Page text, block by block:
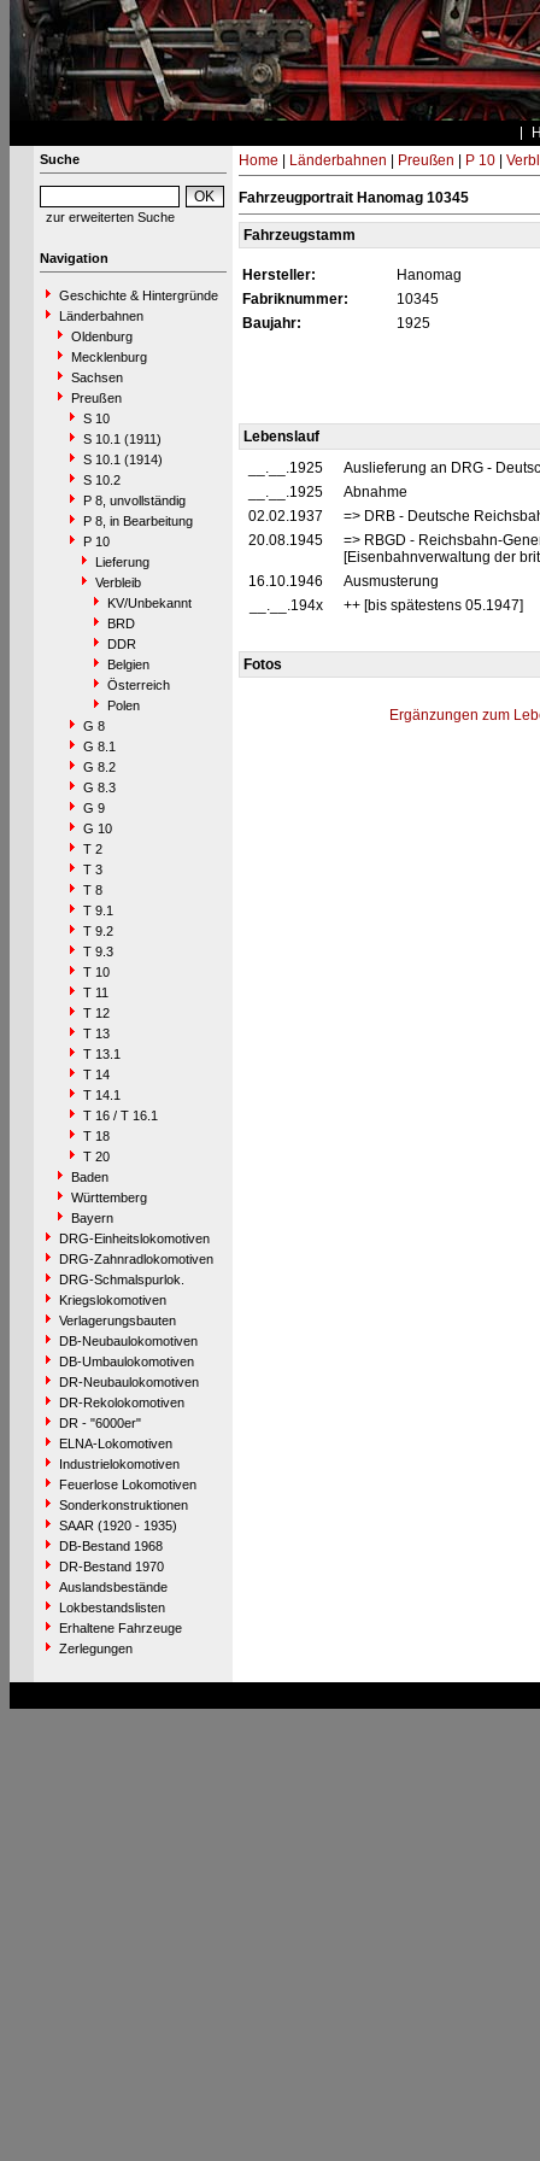
Suche
zur erweiterten Suche
Navigation
Geschichte & Hintergründe
Länderbahnen
Oldenburg
Mecklenburg
Sachsen
Preußen
S 10
S 10.1 (1911)
S 10.1 (1914)
S 10.2
P 8, unvollständig
P 8, in Bearbeitung
P 10
Lieferung
Verbleib
KV/Unbekannt
BRD
DDR
Belgien
Österreich
Polen
G 8
G 8.1
G 8.2
G 8.3
G 9
G 10
T 2
T 3
T 8
T 9.1
T 9.2
T 9.3
T 10
T 11
T 12
T 13
T 13.1
T 14
T 14.1
T 16 / T 16.1
T 18
T 20
Baden
Württemberg
Bayern
DRG-Einheitslokomotiven
DRG-Zahnradlokomotiven
DRG-Schmalspurlok.
Kriegslokomotiven
Verlagerungsbauten
DB-Neubaulokomotiven
DB-Umbaulokomotiven
DR-Neubaulokomotiven
DR-Rekolokomotiven
DR - "6000er"
ELNA-Lokomotiven
Industrielokomotiven
Feuerlose Lokomotiven
Sonderkonstruktionen
SAAR (1920 - 1935)
DB-Bestand 1968
DR-Bestand 1970
Auslandsbestände
Lokbestandslisten
Erhaltene Fahrzeuge
Zerlegungen
Home Länderbahnen Preußen P 10|
Fahrzeugportrait Hanomag 10345
Fahrzeugstamm
Hersteller:
Hanomag
Fabriknummer:
10345
Baujahr:
1925
Lebenslauf
__.__.1925
Auslieferung an DRG -
__.__.1925
Abnahme
02.02.1937
=> DRB - Deutsche
20.08.1945
=> RBGD - Reichsbahn-
[Eisenbahnverwaltung der
16.10.1946
Ausmusterung
__.__.194x
++ [bis spätestens 05.1947]
Fotos
Ergänzungen zum